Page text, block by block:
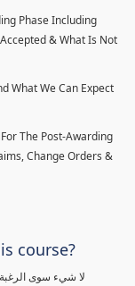
Phase Including
& What Is Not
What We Can Expect
The Post-Awarding
Change Orders &
course?
لا شيء سوى